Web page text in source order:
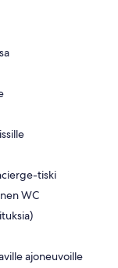
tiski
WC
ajoneuvoille